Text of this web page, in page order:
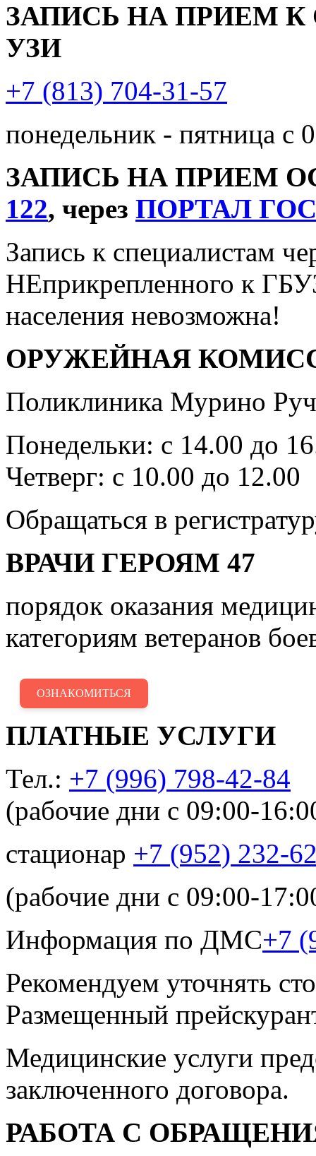
ЗАПИСЬ НА ПРИЕМ
УЗИ
+7 (813) 704-31-57
понедельник - пятница с
ЗАПИСЬ НА ПРИЕМ
122, через ПОРТАЛ
Запись к специалистам
НЕприкрепленного к
населения невозможна!
ОРУЖЕЙНАЯ
Поликлиника Мурино
Понедельки: с 14.00 до
Четверг: с 10.00 до 12.00
Обращаться в
ВРАЧИ ГЕРОЯМ 47
порядок оказания
категориям ветеранов
ОЗНАКОМИТЬСЯ
ПЛАТНЫЕ УСЛУГИ
Тел.: +7 (996) 798-42-84
(рабочие дни с 09:00-
стационар +7 (952) 232-
(рабочие дни с 09:00-
Информация по ДМС+7
Рекомендуем уточнять
Размещенный
Медицинские услуги
заключенного договора.
РАБОТА С